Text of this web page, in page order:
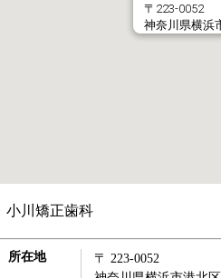
〒223-0052
神奈川県横浜
小川矯正歯科
所在地
〒 223-0052